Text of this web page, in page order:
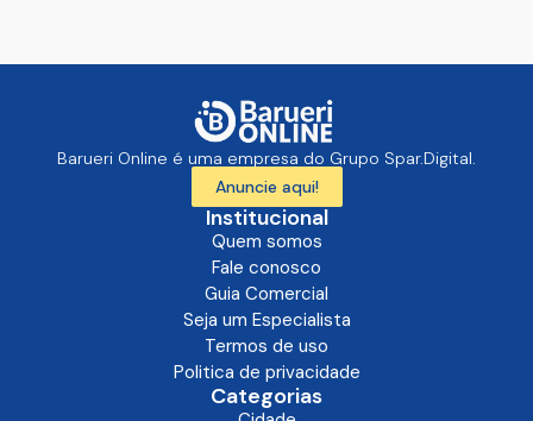
Barueri Online é uma empresa do Grupo Spar.Digital.
Anuncie aqui!
Institucional
Quem somos
Fale conosco
Guia Comercial
Seja um Especialista
Termos de uso
Politica de privacidade
Categorias